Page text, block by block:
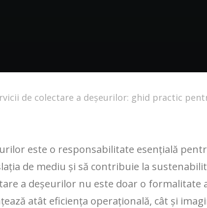
de colectare a deșeurilor: ghid practic
este o responsabilitate esențială
de mediu și să contribuie la
a deșeurilor nu este doar o formalitate
atât eficiența operațională, cât și